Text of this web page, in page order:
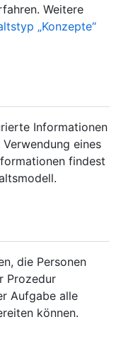
Weitere
„Konzepte“
Informationen
eines
findest
die Personen
Prozedur
Aufgabe alle
können.